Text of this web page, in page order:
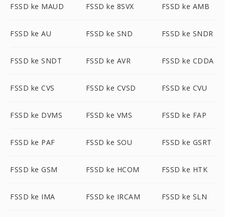
FSSD ke MAUD FSSD ke 8SVX FSSD ke AMB
FSSD ke AU FSSD ke SND FSSD ke SNDR
FSSD ke SNDT FSSD ke AVR FSSD ke CDDA
FSSD ke CVS FSSD ke CVSD FSSD ke CVU
FSSD ke DVMS FSSD ke VMS FSSD ke FAP
FSSD ke PAF FSSD ke SOU FSSD ke GSRT
FSSD ke GSM FSSD ke HCOM FSSD ke HTK
FSSD ke IMA FSSD ke IRCAM FSSD ke SLN